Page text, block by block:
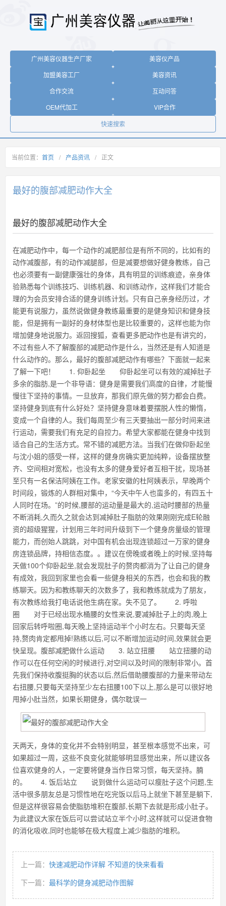
广州美容仪器生产厂家
美容仪产品
加盟美容工厂
美容资讯
合作交流
互动问答
OEM代加工
VIP合作
快速搜索
当前位置： 首页 / 产品资讯 / 正文
最好的腹部减肥动作大全
最好的腹部减肥动作大全
在减肥动作中，每一个动作的减肥部位是有所不同的，比如有的
动作减腹部，有的动作减腿部，但是减要想做好健身教练，自己
也必须要有一副健康强壮的身体，具有明显的训练痕迹，亲身体
验熟悉每个训练技巧、训练机器、和训练动作，这样我们才能合
理的为会员安排合适的健身训练计划。只有自己亲身经历过，才
能更有说服力，虽然说做健身教练最重要的是健身知识和健身技
能，但是拥有一副好的身材体型也是比较重要的，这样也能为你
增加健身地说服力。返回搜狐，查看更多肥动作也是有讲究的，
不过有些人不了解腹部的减肥动作是什么，当然还是有人知道是
什么动作的。那么，最好的腹部减肥动作有哪些？下面就一起来
了解一下吧！ 1. 仰卧起坐 仰卧起坐可以有效的减掉肚子
多余的脂肪,是一个非导语：健身是需要我们高度的自律，才能慢
慢往下坚持的事情。一旦放弃，那我们原先做的努力都会白费。
坚持健身到底有什么好处？坚持健身意味着要摆脱人性的懒惰，
变成一个自律的人。我们每周至少有三天要抽出一部分时间来进
行运动，需要我们有充足的自控力。希望大家都能在健身中找到
适合自己的生活方式。常不错的减肥方法。当我们在做仰卧起坐
与沈小姐的感受一样，这样的健身房确实更加纯粹，设备摆放整
齐、空间相对宽松，也没有太多的健身爱好者互相干扰，现场甚
至只有一名保洁阿姨在工作。老家安徽的杜阿姨表示，早晚两个
时间段，锻炼的人群相对集中，“今天中午人也蛮多的，有四五十
人同时在场。”的时候,腰部的运动量是最大的,运动时腰部的热量
不断消耗,久而久之就会达到减掉肚子脂肪的效果刚刚完成E轮融
资的超级猩猩，计划用三年时间升级到下一个健身房量级的管理
能力，而创始人跳跳，对中国有机会出现连锁超过一万家的健身
房连锁品牌，持相信态度。。建议在傍晚或者晚上的时候,坚持每
天做100个仰卧起坐,就会发现肚子的赘肉都消为了让自己的健身
有成效，我回到家里也会看一些健身相关的东西，也会和我的教
练聊天。因为和教练聊天的次数多了，我和教练就成为了朋友，
有次教练给我打电话说他生病在家。失不见了。 2. 呼啦
圈 对于已经出现水桶腰的女性来说,要减掉肚子上的肉,晚上
回家后转呼啦圈,每天晚上坚持运动半个小时左右。只要每天坚
持,赘肉肯定都甩掉!熟练以后,可以不断增加运动时间,效果就会更
快呈现。腹部减肥做什么运动 3. 站立扭腰 站立扭腰的动
作可以在任何空闲的时候进行,对空间以及时间的限制非常小。首
先我们保持收腹挺胸的状态以后,然后借助腰腹部的力量来带动左
右扭腰,只要每天坚持至少左右扭腰100下以上,那么是可以很好地
甩掉小肚当然，如果长期健身，偶尔耽误一
天两天，身体的变化并不会特别明显，甚至根本感觉不出来，可
如果超过一周，这些不良变化就能够明显感觉出来，所以建议各
位喜欢健身的人，一定要将健身当作日常习惯，每天坚持。腩
的。 4. 饭后站立 说到做什么运动可以瘦肚子这个问题,生
活中很多朋友总是习惯性地在吃完饭以后马上就坐下甚至是躺下,
但是这样很容易会使脂肪堆积在腹部,长期下去就是形成小肚子。
为此建议大家在饭后可以尝试站立半个小时,这样就可以促进食物
的消化吸收,同时也能够在极大程度上减少脂肪的堆积。
上一篇： 快速减肥动作详解 不知道的快来看看
下一篇： 最科学的健身减肥动作图解